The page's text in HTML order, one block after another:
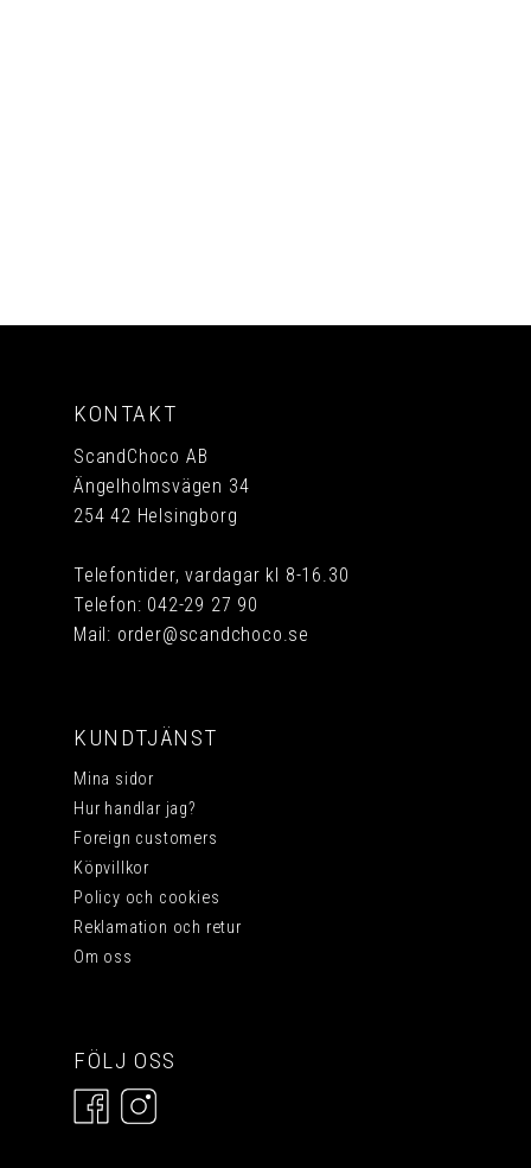
KONTAKT
ScandChoco AB
Ängelholmsvägen 34
254 42 Helsingborg
Telefontider, vardagar kl 8-16.30
Telefon: 042-29 27 90
Mail: order@scandchoco.se
KUNDTJÄNST
Mina sidor
Hur handlar jag?
Foreign customers
Köpvillkor
Policy och cookies
Reklamation och retur
Om oss
FÖLJ OSS